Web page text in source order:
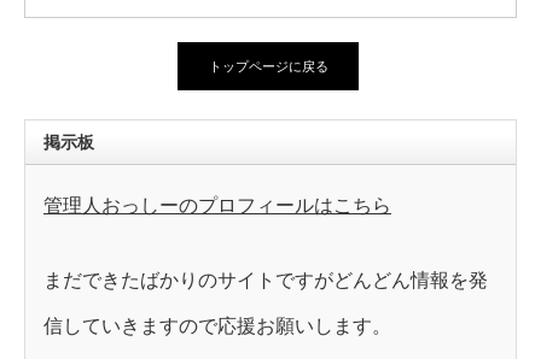
トップページに戻る
掲示板
管理人おっしーのプロフィールはこちら
まだできたばかりのサイトですがどんどん情報を発
信していきますので応援お願いします。